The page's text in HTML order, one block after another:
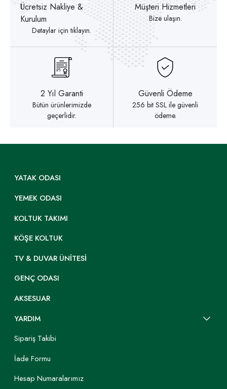
Ücretsiz Nakliye &
Kurulum
Detaylar için tıklayın.
Müşteri Hizmetleri
Bize ulaşın.
2 Yıl Garanti
Bütün ürünlerimizde
geçerlidir.
Güvenli Ödeme
256 bit SSL ile güvenli
ödeme.
YATAK ODASI
YEMEK ODASI
KOLTUK TAKIMI
KÖŞE KOLTUK
TV & DUVAR ÜNITESI
GENÇ ODASI
AKSESUAR
YARDIM
Sipariş Takibi
İade Formu
Hesap Numaralarımız